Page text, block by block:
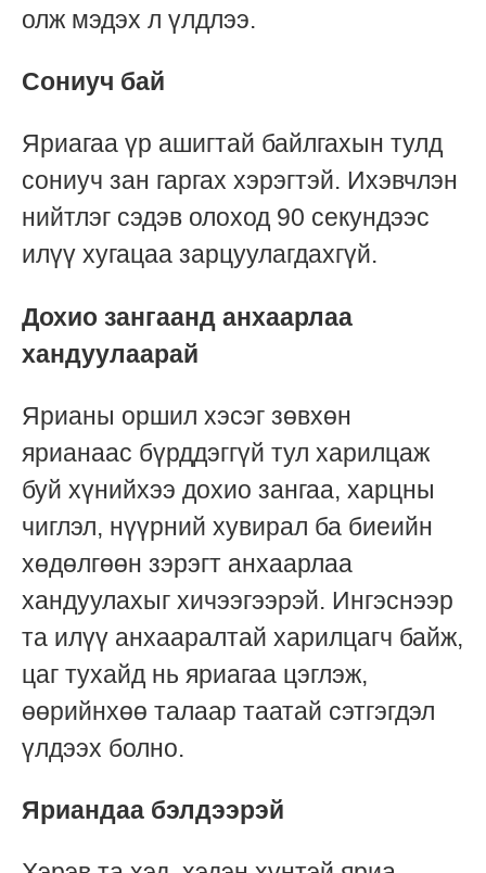
олж мэдэх л үлдлээ.
Сониуч бай
Яриагаа үр ашигтай байлгахын тулд
сониуч зан гаргах хэрэгтэй. Ихэвчлэн
нийтлэг сэдэв олоход 90 секундээс
илүү хугацаа зарцуулагдахгүй.
Дохио зангаанд анхаарлаа
хандуулаарай
Ярианы оршил хэсэг зөвхөн
ярианаас бүрддэггүй тул харилцаж
буй хүнийхээ дохио зангаа, харцны
чиглэл, нүүрний хувирал ба биеийн
хөдөлгөөн зэрэгт анхаарлаа
хандуулахыг хичээгээрэй. Ингэснээр
та илүү анхааралтай харилцагч байж,
цаг тухайд нь яриагаа цэглэж,
өөрийнхөө талаар таатай сэтгэгдэл
үлдээх болно.
Яриандаа бэлдээрэй